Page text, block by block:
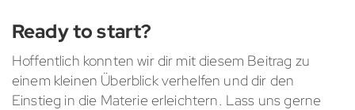
Ready to start?
Hoffentlich konnten wir dir mit diesem Beitrag zu
einem kleinen Überblick verhelfen und dir den
Einstieg in die Materie erleichtern. Lass uns gerne